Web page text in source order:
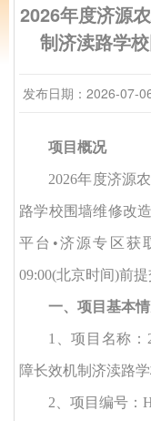
2026年度济源
制济渎路学
发布日期：2026-07-
项目概况
2026年度济源
路学校围墙维修改
平台•济源专区获
09:00(北京时间)前提
一、项目基本
1、项目名称 ：
障长效机制济渎路
2、项目编号：